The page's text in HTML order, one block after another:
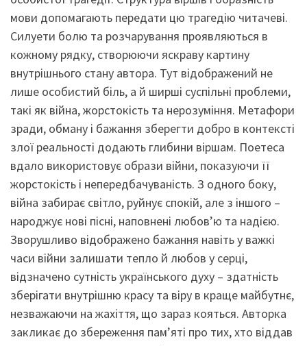
мови допомагають передати цю трагедію читачеві.
Силуети болю та розчарування проявляються в
кожному рядку, створюючи яскраву картину
внутрішнього стану автора. Тут відображений не
лише особистий біль, а й ширші суспільні проблеми,
такі як війна, жорстокість та нерозуміння. Метафори
зради, обману і бажання зберегти добро в контексті
злої реальності додають глибини віршам. Поетеса
вдало використовує образи війни, показуючи її
жорстокість і непередбачуваність. З одного боку,
війна забирає світло, руйнує спокій, але з іншого –
народжує нові пісні, наповнені любов’ю та надією.
Зворушливо відображено бажання навіть у важкі
часи війни залишати тепло й любов у серці,
відзначено сутність українського духу – здатність
зберігати внутрішню красу та віру в краще майбутнє,
незважаючи на жахіття, що зараз кояться. Авторка
закликає до збереження пам’яті про тих, хто віддав